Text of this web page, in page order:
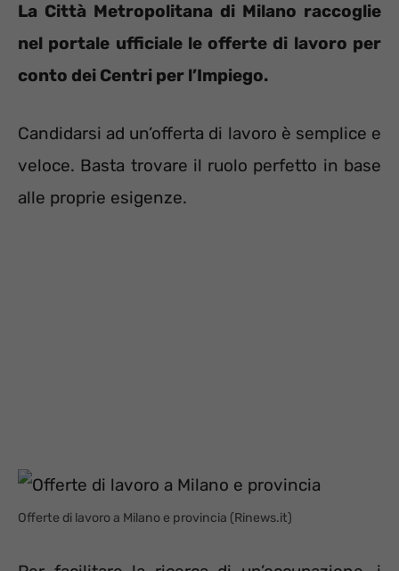
La Città Metropolitana di Milano raccoglie
nel portale ufficiale le offerte di lavoro per
conto dei Centri per l’Impiego.
Candidarsi ad un’offerta di lavoro è semplice e
veloce. Basta trovare il ruolo perfetto in base
alle proprie esigenze.
Offerte di lavoro a Milano e provincia (Rinews.it)